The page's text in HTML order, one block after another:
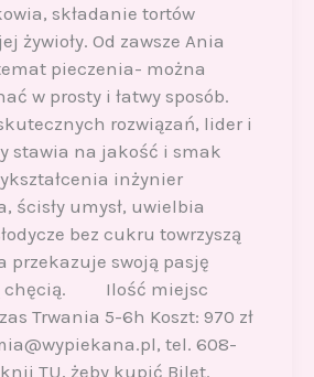
składanie tortów
żywioły. Od zawsze Ania
pieczenia- można
w prosty i łatwy sposób.
rozwiązań, lider i
stawia na jakość i smak
inżynier
ścisły umysł, uwielbia
bez cukru towrzyszą
przekazuje swoją pasję
chęcią. Ilość miejsc
Trwania 5-6h Koszt: 970 zł
tel. 608-
TU, żeby kupić Bilet.